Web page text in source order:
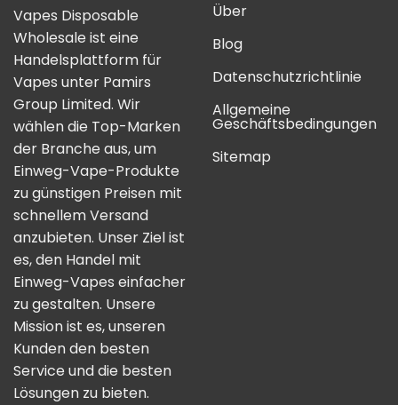
Vapes Disposable
Wholesale ist eine
Handelsplattform für
Vapes unter Pamirs
Group Limited. Wir
wählen die Top-Marken
der Branche aus, um
Einweg-Vape-Produkte
zu günstigen Preisen mit
schnellem Versand
anzubieten. Unser Ziel ist
es, den Handel mit
Einweg-Vapes einfacher
zu gestalten. Unsere
Mission ist es, unseren
Kunden den besten
Service und die besten
Lösungen zu bieten.
Über
Blog
Datenschutzrichtlinie
Allgemeine
Geschäftsbedingungen
Sitemap